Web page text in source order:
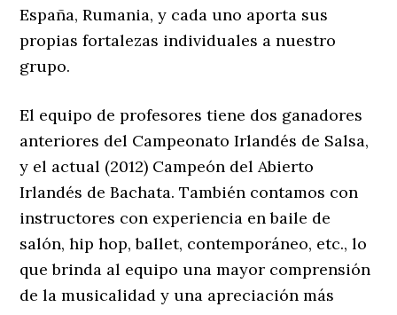
España, Rumania, y cada uno aporta sus
propias fortalezas individuales a nuestro
grupo.
El equipo de profesores tiene dos ganadores
anteriores del Campeonato Irlandés de Salsa,
y el actual (2012) Campeón del Abierto
Irlandés de Bachata. También contamos con
instructores con experiencia en baile de
salón, hip hop, ballet, contemporáneo, etc., lo
que brinda al equipo una mayor comprensión
de la musicalidad y una apreciación más